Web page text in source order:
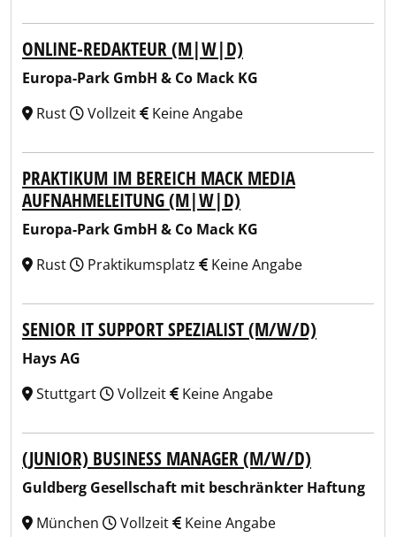
ONLINE-REDAKTEUR (M|W|D)
Europa-Park GmbH & Co Mack KG
Rust
Vollzeit Keine Angabe
PRAKTIKUM IM BEREICH MACK MEDIA
AUFNAHMELEITUNG (M|W|D)
Europa-Park GmbH & Co Mack KG
Rust
Praktikumsplatz Keine Angabe
SENIOR IT SUPPORT SPEZIALIST (M/W/D)
Hays AG
Stuttgart
Vollzeit Keine Angabe
(JUNIOR) BUSINESS MANAGER (M/W/D)
Guldberg Gesellschaft mit beschränkter Haftung
München
Vollzeit Keine Angabe